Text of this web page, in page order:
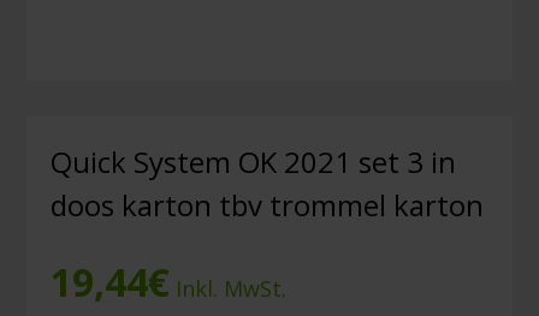
Quick System OK 2021 set 3 in
doos karton tbv trommel karton
19,44€ Inkl. MwSt.